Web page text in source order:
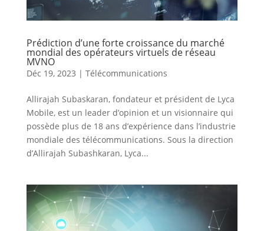
Prédiction d’une forte croissance du marché
mondial des opérateurs virtuels de réseau
MVNO
Déc 19, 2023 | Télécommunications
Allirajah Subaskaran, fondateur et président de Lyca
Mobile, est un leader d’opinion et un visionnaire qui
possède plus de 18 ans d’expérience dans l’industrie
mondiale des télécommunications. Sous la direction
d’Allirajah Subashkaran, Lyca...